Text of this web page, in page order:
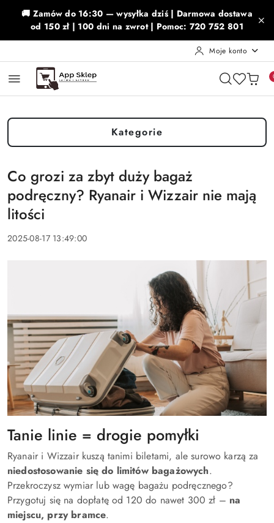
Przejdź do treści głównej
Przejdź do wyszukiwarki
Przejdź do moje konto
Przejdź do menu głównego
Przejdź do stopki
🚚 Zamów do 16:30 — wysyłka dziś | Darmowa dostawa
od 150 zł | 100 dni na zwrot | Pomoc: 720 752 801
Moje konto
Kategorie
Co grozi za zbyt duży bagaż
podręczny? Ryanair i Wizzair nie mają
litości
2025-08-17 13:49:00
Tanie linie = drogie pomyłki
Ryanair i Wizzair kuszą tanimi biletami, ale surowo karzą za
niedostosowanie się do limitów bagażowych.
Przekroczysz wymiar lub wagę bagażu podręcznego?
Przygotuj się na dopłatę od 120 do nawet 300 zł – na
miejscu, przy bramce.